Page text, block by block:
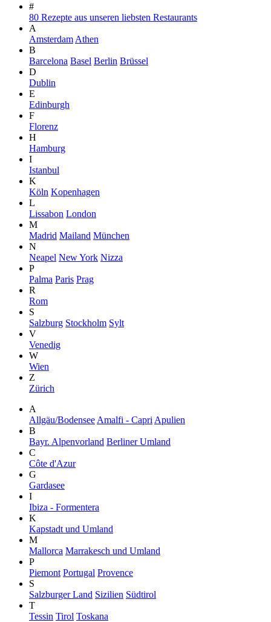
#
80 Rezepte aus unseren liebsten Restaurants
A
Amsterdam Athen
B
Barcelona Basel Berlin Brüssel
D
Dublin
E
Edinburgh
F
Florenz
H
Hamburg
I
Istanbul
K
Köln Kopenhagen
L
Lissabon London
M
Madrid Mailand München
N
Neapel New York Nizza
P
Palma Paris Prag
R
Rom
S
Salzburg Stockholm Sylt
V
Venedig
W
Wien
Z
Zürich
A
Allgäu/Bodensee Amalfi - Capri Apulien
B
Bayr. Alpenvorland Berliner Umland
C
Côte d'Azur
G
Gardasee
I
Ibiza - Formentera
K
Kapstadt und Umland
M
Mallorca Marrakesch und Umland
P
Piemont Portugal Provence
S
Salzburger Land Sizilien Südtirol
T
Tessin Tirol Toskana